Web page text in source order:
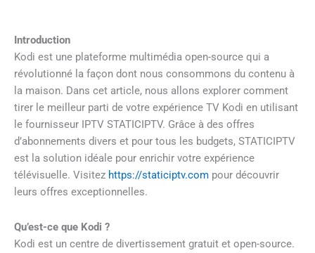
Introduction
Kodi est une plateforme multimédia open-source qui a
révolutionné la façon dont nous consommons du contenu à
la maison. Dans cet article, nous allons explorer comment
tirer le meilleur parti de votre expérience TV Kodi en utilisant
le fournisseur IPTV STATICIPTV. Grâce à des offres
d’abonnements divers et pour tous les budgets, STATICIPTV
est la solution idéale pour enrichir votre expérience
télévisuelle. Visitez https://staticiptv.com pour découvrir
leurs offres exceptionnelles.
Qu’est-ce que Kodi ?
Kodi est un centre de divertissement gratuit et open-source.